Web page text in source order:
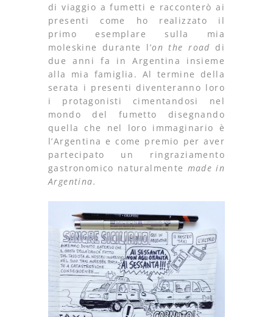
di viaggio a fumetti e racconterò ai
presenti come ho realizzato il
primo esemplare sulla mia
moleskine durante l’on the road di
due anni fa in Argentina insieme
alla mia famiglia. Al termine della
serata i presenti diventeranno loro
i protagonisti cimentandosi nel
mondo del fumetto disegnando
quella che nel loro immaginario è
l’Argentina e come premio per aver
partecipato un ringraziamento
gastronomico naturalmente made in
Argentina.